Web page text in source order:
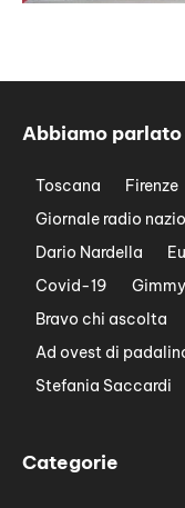
Abbiamo parlato
Toscana Firenze
Giornale radio
Dario Nardella
Covid-19
Bravo chi ascolta
Ad ovest di
Stefania Saccardi
Categorie